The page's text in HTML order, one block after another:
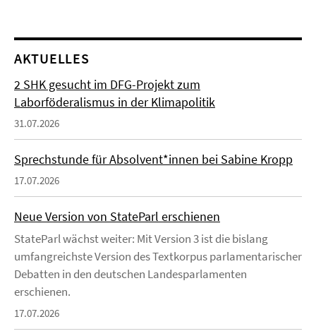
AKTUELLES
2 SHK gesucht im DFG-Projekt zum
Laborföderalismus in der Klimapolitik
31.07.2026
Sprechstunde für Absolvent*innen bei Sabine Kropp
17.07.2026
Neue Version von StateParl erschienen
StateParl wächst weiter: Mit Version 3 ist die bislang
umfangreichste Version des Textkorpus parlamentarischer
Debatten in den deutschen Landesparlamenten
erschienen.
17.07.2026